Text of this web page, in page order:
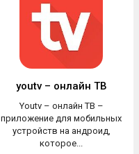
youtv – онлайн ТВ
Youtv – онлайн ТВ –
приложение для мобильных
устройств на андроид,
которое...